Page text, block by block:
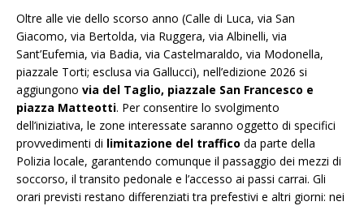
Oltre alle vie dello scorso anno (Calle di Luca, via San
Giacomo, via Bertolda, via Ruggera, via Albinelli, via
Sant’Eufemia, via Badia, via Castelmaraldo, via Modonella,
piazzale Torti; esclusa via Gallucci), nell’edizione 2026 si
aggiungono via del Taglio, piazzale San Francesco e
piazza Matteotti. Per consentire lo svolgimento
dell’iniziativa, le zone interessate saranno oggetto di specifici
provvedimenti di limitazione del traffico da parte della
Polizia locale, garantendo comunque il passaggio dei mezzi di
soccorso, il transito pedonale e l’accesso ai passi carrai. Gli
orari previsti restano differenziati tra prefestivi e altri giorni: nei